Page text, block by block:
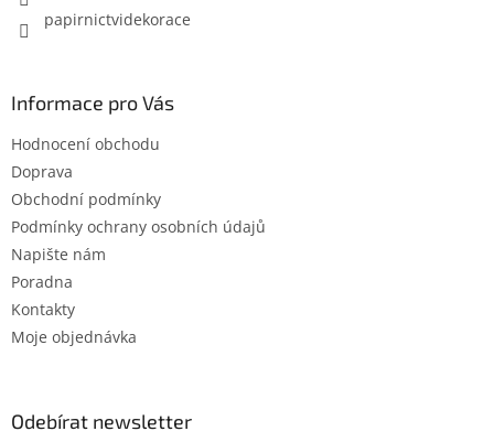
papirnictvidekorace
Informace pro Vás
Hodnocení obchodu
Doprava
Obchodní podmínky
Podmínky ochrany osobních údajů
Napište nám
Poradna
Kontakty
Moje objednávka
Odebírat newsletter